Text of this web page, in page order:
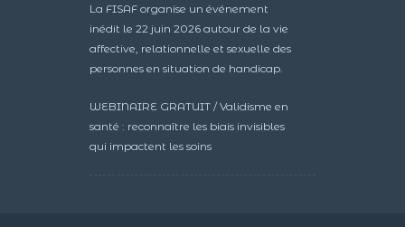
La FISAF organise un événement
inédit le 22 juin 2026 autour de la vie
affective, relationnelle et sexuelle des
personnes en situation de handicap.
WEBINAIRE GRATUIT / Validisme en
santé : reconnaître les biais invisibles
qui impactent les soins